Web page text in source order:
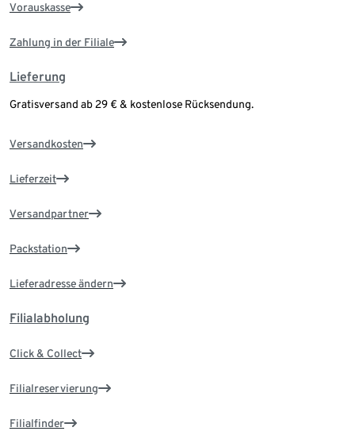
Vorauskasse
Zahlung in der Filiale
Lieferung
Gratisversand ab 29 € & kostenlose Rücksendung.
Versandkosten
Lieferzeit
Versandpartner
Packstation
Lieferadresse ändern
Filialabholung
Click & Collect
Filialreservierung
Filialfinder